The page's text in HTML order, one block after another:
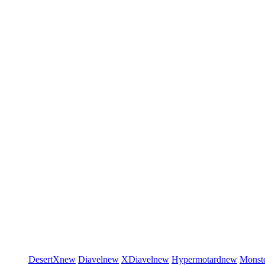
DesertXnew Diavelnew XDiavelnew Hypermotardnew